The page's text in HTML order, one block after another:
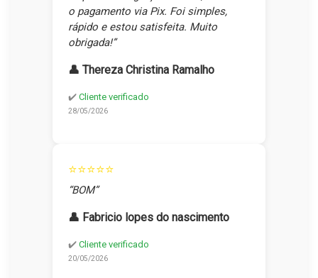
o pagamento via Pix. Foi simples,
rápido e estou satisfeita. Muito
obrigada!”
👤 Thereza Christina Ramalho
✔️ Cliente verificado
28/05/2026
⭐⭐⭐⭐⭐
“BOM”
👤 Fabricio lopes do nascimento
✔️ Cliente verificado
20/05/2026